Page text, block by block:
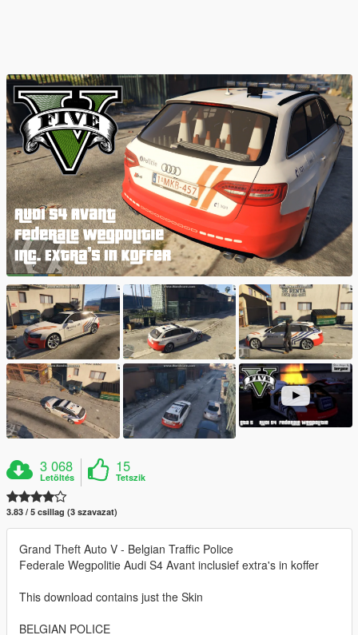
3 068
Letöltés
15
Tetszik
3.83 / 5 csillag (3 szavazat)
Grand Theft Auto V - Belgian Traffic Police
Federale Wegpolitie Audi S4 Avant inclusief extra's in koffer
This download contains just the Skin
BELGIAN POLICE